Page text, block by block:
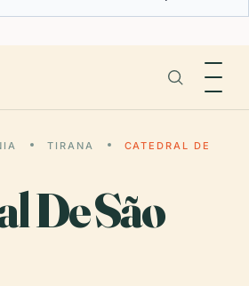
TIRANA
CATEDRAL DE
De São